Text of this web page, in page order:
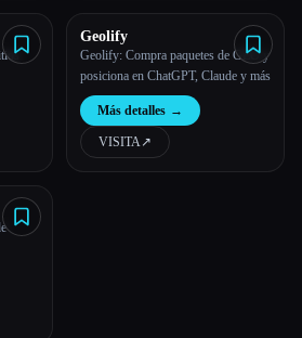
Geolify
Geolify: Compra paquetes de GEO y
posiciona en ChatGPT, Claude y más
Más detalles →
VISITA↗︎